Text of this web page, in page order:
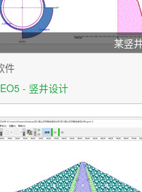
某竖
件
- 竖井设计